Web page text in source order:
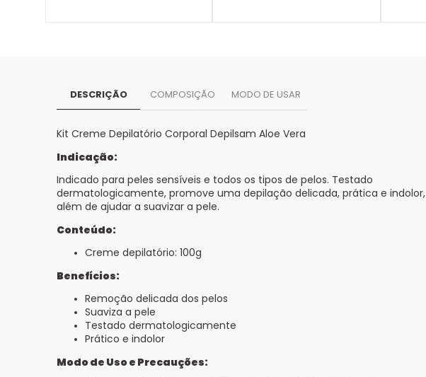
DESCRIÇÃO COMPOSIÇÃO MODO DE USAR
Kit Creme Depilatório Corporal Depilsam Aloe Vera
Indicação:
Indicado para peles sensíveis e todos os tipos de pelos. Testado
dermatologicamente, promove uma depilação delicada, prática e indolor,
além de ajudar a suavizar a pele.
Conteúdo:
Creme depilatório: 100g
Benefícios:
Remoção delicada dos pelos
Suaviza a pele
Testado dermatologicamente
Prático e indolor
Modo de Uso e Precauções: